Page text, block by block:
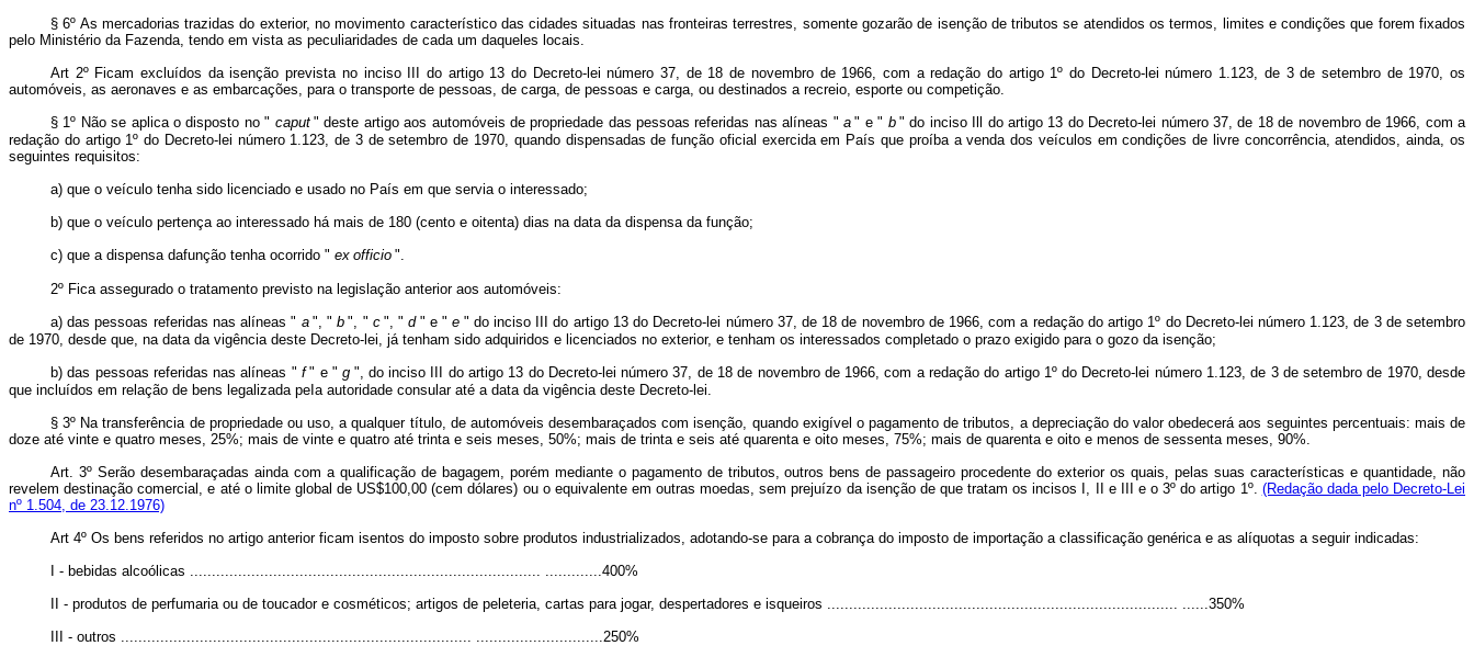
§ 6º As mercadorias trazidas do exterior, no movimento característico das cidades situadas nas fronteiras terrestres, somente gozarão de isenção de tributos se atendidos os termos, limites e condições que forem fixados
pelo Ministério da Fazenda, tendo em vista as peculiaridades de cada um daqueles locais.
Art 2º Ficam excluídos da isenção prevista no inciso III do artigo 13 do Decreto-lei número 37, de 18 de novembro de 1966, com a redação do artigo 1º do Decreto-lei número 1.123, de 3 de setembro de 1970, os
automóveis, as aeronaves e as embarcações, para o transporte de pessoas, de carga, de pessoas e carga, ou destinados a recreio, esporte ou competição.
§ 1º Não se aplica o disposto no " caput " deste artigo aos automóveis de propriedade das pessoas referidas nas alíneas "a " e " b " do inciso Ill do artigo 13 do Decreto-lei número 37, de 18 de novembro de 1966, com a
redação do artigo 1º do Decreto-lei número 1.123, de 3 de setembro de 1970, quando dispensadas de função oficial exercida em País que proíba a venda dos veículos em condições de livre concorrência, atendidos, ainda, os
seguintes requisitos:
a) que o veículo tenha sido licenciado e usado no País em que servia o interessado;
b) que o veículo pertença ao interessado há mais de 180 (cento e oitenta) dias na data da dispensa da função;
c) que a dispensa dafunção tenha ocorrido " ex officio ".
2º Fica assegurado o tratamento previsto na legislação anterior aos automóveis:
a) das pessoas referidas nas alíneas " a ", "b ", " c ", "d " e "e " do inciso III do artigo 13 do Decreto-lei número 37, de 18 de novembro de 1966, com a redação do artigo 1º do Decreto-lei número 1.123, de 3 de setembro
de 1970, desde que, na data da vigência deste Decreto-lei, já tenham sido adquiridos e licenciados no exterior, e tenham os interessados completado o prazo exigido para o gozo da isenção;
b) das pessoas referidas nas alíneas "f " e "g ", do inciso III do artigo 13 do Decreto-lei número 37, de 18 de novembro de 1966, com a redação do artigo 1º do Decreto-lei número 1.123, de 3 de setembro de 1970, desde
que incluídos em relação de bens legalizada peIa autoridade consular até a data da vigência deste Decreto-lei.
§ 3º Na transferência de propriedade ou uso, a qualquer título, de automóveis desembaraçados com isenção, quando exigível o pagamento de tributos, a depreciação do valor obedecerá aos seguintes percentuais: mais de
doze até vinte e quatro meses, 25%; mais de vinte e quatro até trinta e seis meses, 50%; mais de trinta e seis até quarenta e oito meses, 75%; mais de quarenta e oito e menos de sessenta meses, 90%.
Art. 3º Serão desembaraçadas ainda com a qualificação de bagagem, porém mediante o pagamento de tributos, outros bens de passageiro procedente do exterior os quais, pelas suas características e quantidade, não
revelem destinação comercial, e até o limite global de US$100,00 (cem dólares) ou o equivalente em outras moedas, sem prejuízo da isenção de que tratam os incisos I, II e III e o 3º do artigo 1º. (Redação dada pelo Decreto-Lei
nº 1.504, de 23.12.1976)
Art 4º Os bens referidos no artigo anterior ficam isentos do imposto sobre produtos industrializados, adotando-se para a cobrança do imposto de importação a classificação genérica e as alíquotas a seguir indicadas:
I - bebidas alcoólicas ................................................................................ .............400%
II - produtos de perfumaria ou de toucador e cosméticos; artigos de peleteria, cartas para jogar, despertadores e isqueiros ................................................................................ ......350%
III - outros ................................................................................ .............................250%